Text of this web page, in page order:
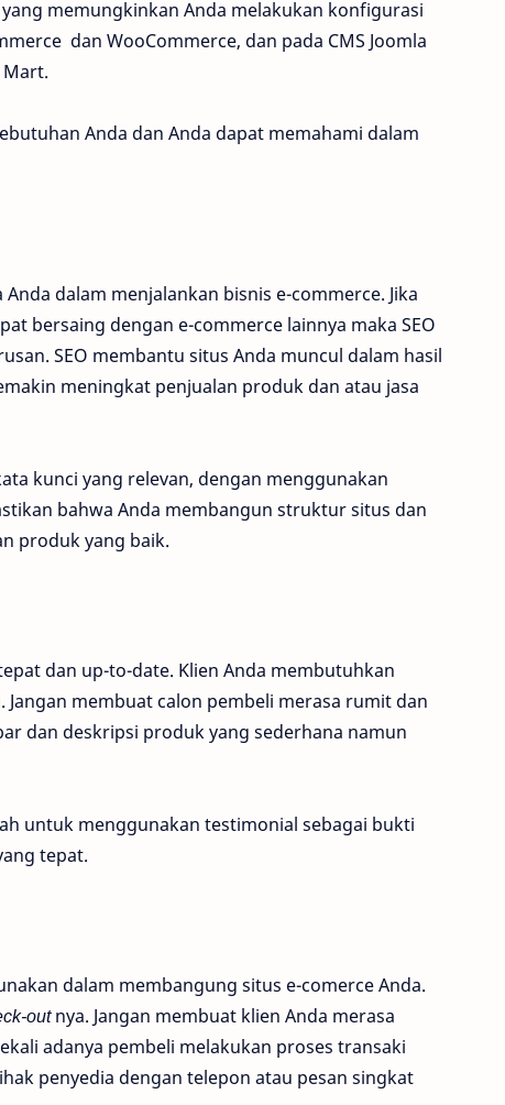
memungkinkan Anda melakukan konfigurasi
dan WooCommerce, dan pada CMS Joomla
Anda dan Anda dapat memahami dalam
dalam menjalankan bisnis e-commerce. Jika
bersaing dengan e-commerce lainnya maka SEO
SEO membantu situs Anda muncul dalam hasil
meningkat penjualan produk dan atau jasa
kunci yang relevan, dengan menggunakan
bahwa Anda membangun struktur situs dan
produk yang baik.
dan up-to-date. Klien Anda membutuhkan
membuat calon pembeli merasa rumit dan
dan deskripsi produk yang sederhana namun
untuk menggunakan testimonial sebagai bukti
tepat.
dalam membangung situs e-comerce Anda.
outnya. Jangan membuat klien Anda merasa
adanya pembeli melakukan proses transaki
penyedia dengan telepon atau pesan singkat